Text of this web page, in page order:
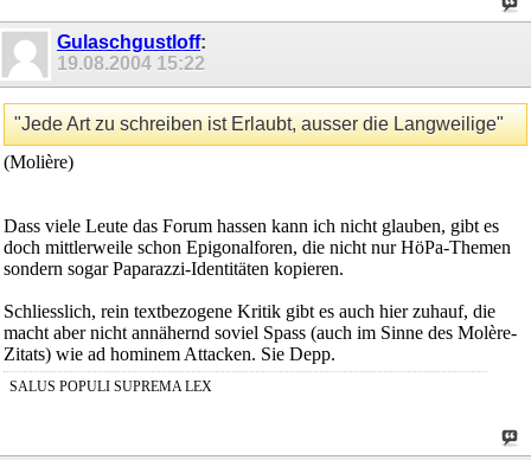
Gulaschgustloff:
19.08.2004 15:22
"Jede Art zu schreiben ist Erlaubt, ausser die Langweilige"
(Molière)
Dass viele Leute das Forum hassen kann ich nicht glauben, gibt es
doch mittlerweile schon Epigonalforen, die nicht nur HöPa-Themen
sondern sogar Paparazzi-Identitäten kopieren.
Schliesslich, rein textbezogene Kritik gibt es auch hier zuhauf, die
macht aber nicht annähernd soviel Spass (auch im Sinne des Molère-
Zitats) wie ad hominem Attacken. Sie Depp.
SALUS POPULI SUPREMA LEX